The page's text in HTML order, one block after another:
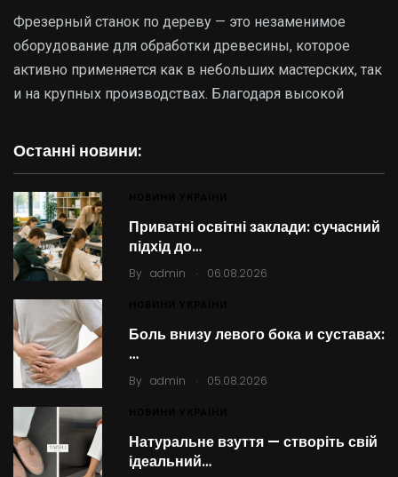
Фрезерный станок по дереву — это незаменимое
оборудование для обработки древесины, которое
активно применяется как в небольших мастерских, так
и на крупных производствах. Благодаря высокой
Останні новини:
Приватні освітні заклади: сучасний
підхід до…
By admin . 06.08.2026
Боль внизу левого бока и суставах:
…
By admin . 05.08.2026
Натуральне взуття — створіть свій
ідеальний…